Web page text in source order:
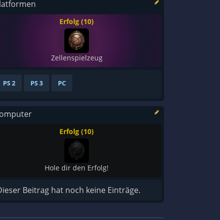
Erfolg (10)
Zellenspielzeug
PS 2 PS 3 PC
Erfolg (10)
Hole dir den Erfolg!
Beitrag hat noch keine Einträge.